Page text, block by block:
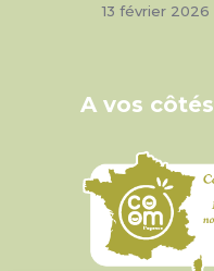
13 février 2026
A vos côtés